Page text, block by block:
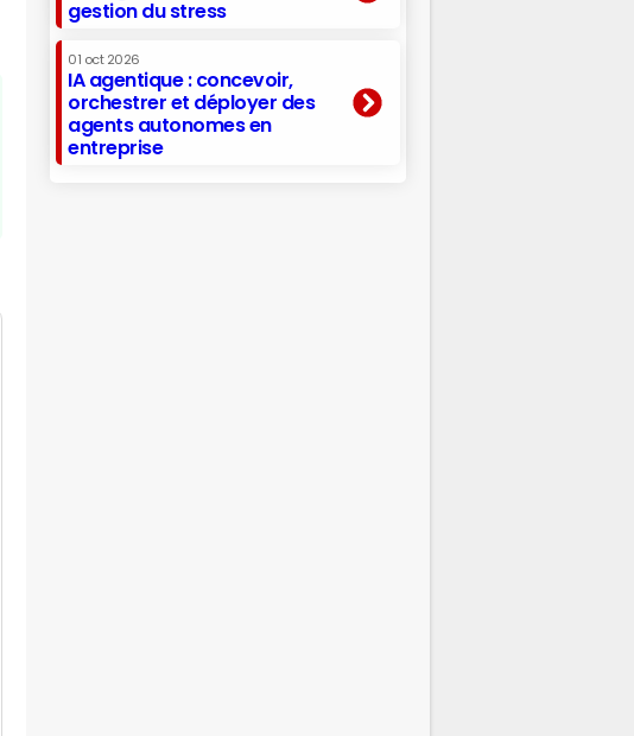
gestion du stress
01 oct 2026
IA agentique : concevoir,
orchestrer et déployer des
agents autonomes en
entreprise